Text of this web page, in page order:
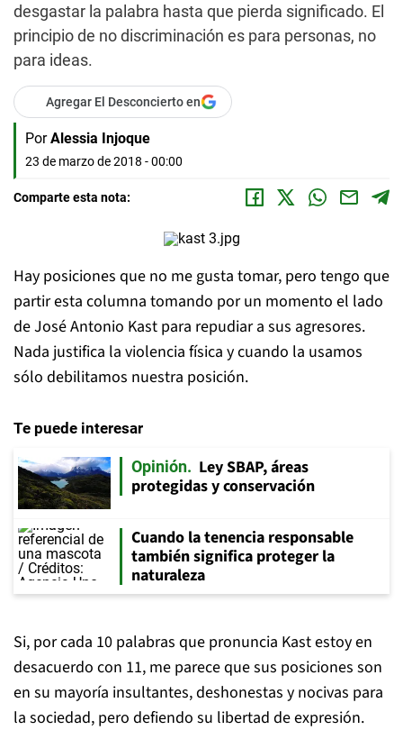
desgastar la palabra hasta que pierda significado. El
principio de no discriminación es para personas, no
para ideas.
Agregar El Desconcierto en
Por Alessia Injoque
23 de marzo de 2018 - 00:00
Comparte esta nota:
Hay posiciones que no me gusta tomar, pero tengo que
partir esta columna tomando por un momento el lado
de José Antonio Kast para repudiar a sus agresores.
Nada justifica la violencia física y cuando la usamos
sólo debilitamos nuestra posición.
Te puede interesar
Opinión
Ley SBAP, áreas
protegidas y conservación
Cuando la tenencia responsable
también significa proteger la
naturaleza
Si, por cada 10 palabras que pronuncia Kast estoy en
desacuerdo con 11, me parece que sus posiciones son
en su mayoría insultantes, deshonestas y nocivas para
la sociedad, pero defiendo su libertad de expresión.